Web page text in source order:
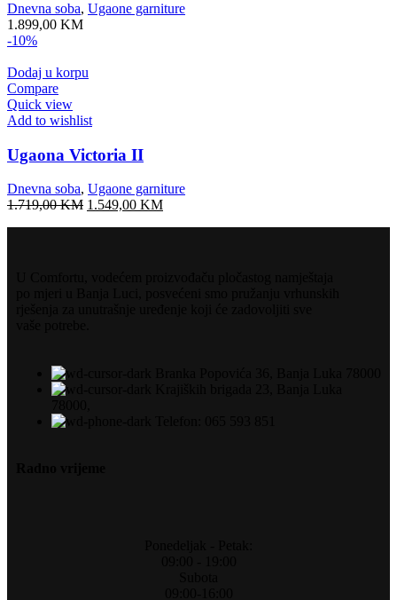
Dnevna soba, Ugaone garniture
1.899,00 KM
-10%
Dodaj u korpu
Compare
Quick view
Add to wishlist
Ugaona Victoria II
Dnevna soba, Ugaone garniture
1.719,00KM 1.549,00 KM